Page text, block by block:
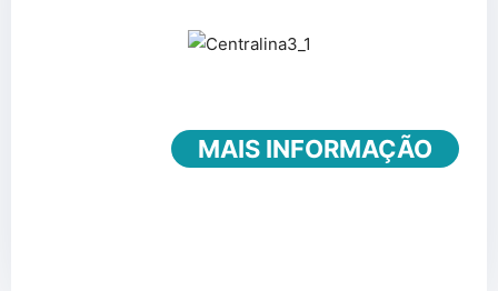
MAIS INFORMAÇÃO